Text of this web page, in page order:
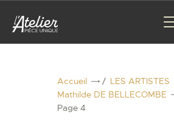
ACCUEIL
Accueil / LES ARTISTES
Mathilde DE BELLECOMBE
Page 4